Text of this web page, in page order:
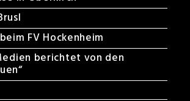
FV Hockenheim
berichtet von den